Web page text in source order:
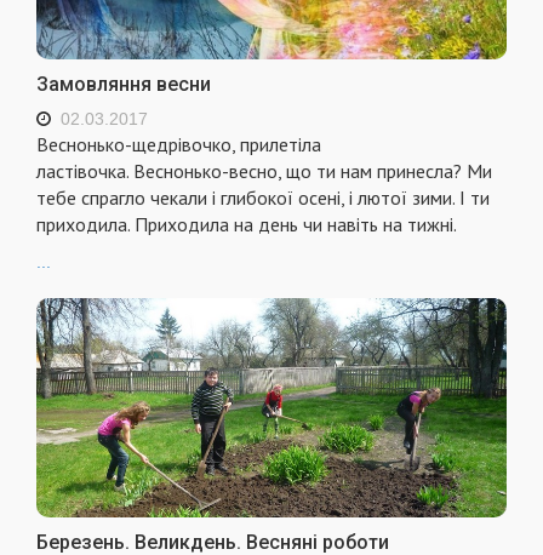
Замовляння весни
02.03.2017
Веснонько-щедрівочко, прилетіла
ластівочка. Веснонько-весно, що ти нам принесла? Ми
тебе спрагло чекали і глибокої осені, і лютої зими. І ти
приходила. Приходила на день чи навіть на тижні.
Березень. Великдень. Весняні роботи